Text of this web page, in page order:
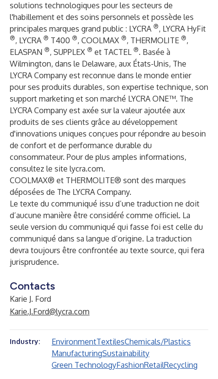
solutions technologiques pour les secteurs de
l'habillement et des soins personnels et possède les
principales marques grand public : LYCRA ®, LYCRA HyFit
®, LYCRA ® T400 ®, COOLMAX ®, THERMOLITE ®,
ELASPAN ®, SUPPLEX ® et TACTEL ®. Basée à
Wilmington, dans le Delaware, aux États-Unis, The
LYCRA Company est reconnue dans le monde entier
pour ses produits durables, son expertise technique, son
support marketing et son marché LYCRA ONE™. The
LYCRA Company est axée sur la valeur ajoutée aux
produits de ses clients grâce au développement
d'innovations uniques conçues pour répondre au besoin
de confort et de performance durable du
consommateur. Pour de plus amples informations,
consultez le site lycra.com.
COOLMAX® et THERMOLITE® sont des marques
déposées de The LYCRA Company.
Le texte du communiqué issu d’une traduction ne doit
d’aucune manière être considéré comme officiel. La
seule version du communiqué qui fasse foi est celle du
communiqué dans sa langue d’origine. La traduction
devra toujours être confrontée au texte source, qui fera
jurisprudence.
Contacts
Karie J. Ford
Karie.J.Ford@lycra.com
Industry: EnvironmentTextilesChemicals/Plastics
ManufacturingSustainability
Green TechnologyFashionRetailRecycling